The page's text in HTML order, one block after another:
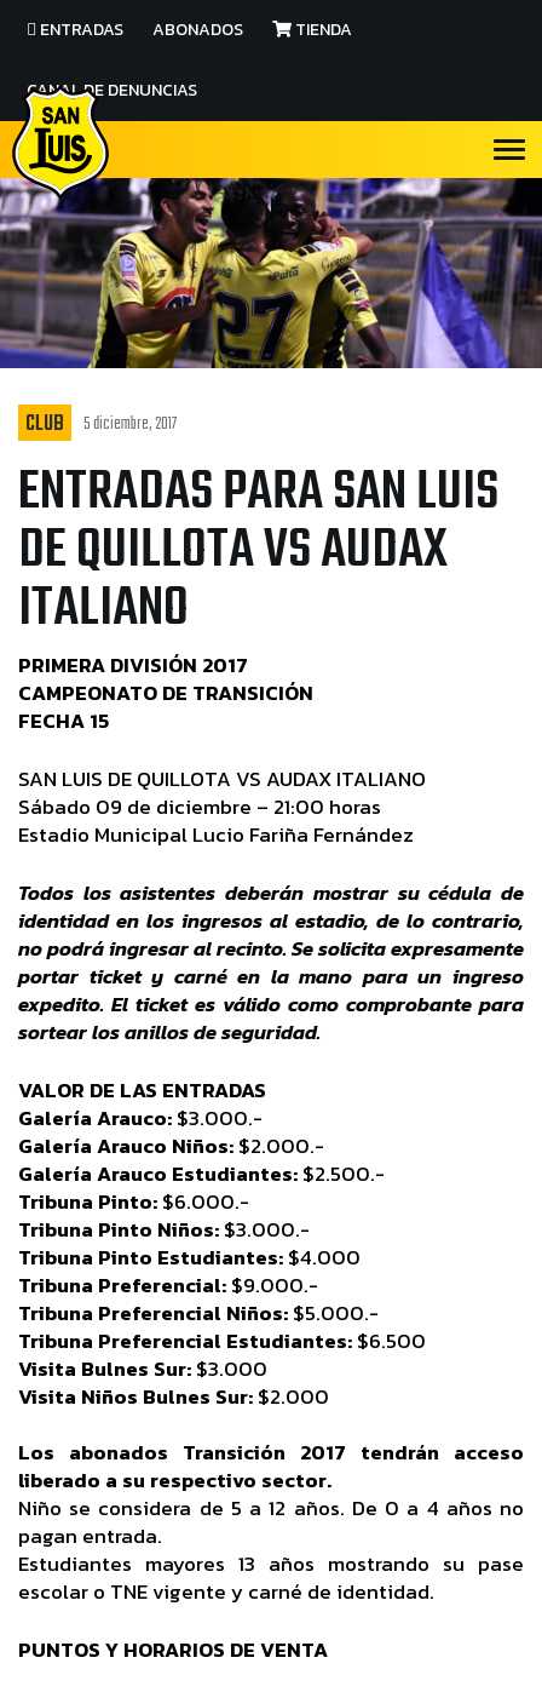
ENTRADAS ABONADOS TIENDA
CANAL DE DENUNCIAS
CLUB 5 diciembre, 2017
ENTRADAS PARA SAN LUIS
DE QUILLOTA VS AUDAX
ITALIANO
PRIMERA DIVISIÓN 2017
CAMPEONATO DE TRANSICIÓN
FECHA 15
SAN LUIS DE QUILLOTA VS AUDAX ITALIANO
Sábado 09 de diciembre – 21:00 horas
Estadio Municipal Lucio Fariña Fernández
Todos los asistentes deberán mostrar su cédula de
identidad en los ingresos al estadio, de lo contrario,
no podrá ingresar al recinto. Se solicita expresamente
portar ticket y carné en la mano para un ingreso
expedito. El ticket es válido como comprobante para
sortear los anillos de seguridad.
VALOR DE LAS ENTRADAS
Galería Arauco: $3.000.-
Galería Arauco Niños: $2.000.-
Galería Arauco Estudiantes: $2.500.-
Tribuna Pinto: $6.000.-
Tribuna Pinto Niños: $3.000.-
Tribuna Pinto Estudiantes: $4.000
Tribuna Preferencial: $9.000.-
Tribuna Preferencial Niños: $5.000.-
Tribuna Preferencial Estudiantes: $6.500
Visita Bulnes Sur: $3.000
Visita Niños Bulnes Sur: $2.000
Los abonados Transición 2017 tendrán acceso
liberado a su respectivo sector.
Niño se considera de 5 a 12 años. De 0 a 4 años no
pagan entrada.
Estudiantes mayores 13 años mostrando su pase
escolar o TNE vigente y carné de identidad.
PUNTOS Y HORARIOS DE VENTA